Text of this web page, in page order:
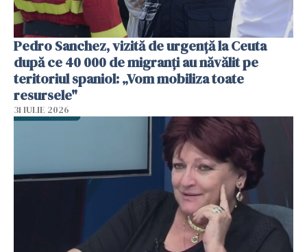
Pedro Sanchez, vizită de urgență la Ceuta
după ce 40 000 de migranți au năvălit pe
teritoriul spaniol: „Vom mobiliza toate
resursele"
31 IULIE 2026